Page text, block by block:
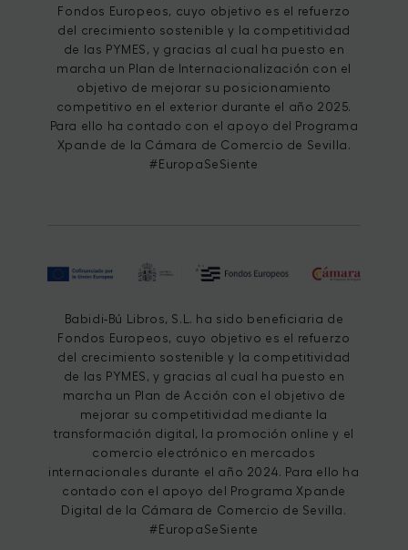
Fondos Europeos, cuyo objetivo es el refuerzo
del crecimiento sostenible y la competitividad
de las PYMES, y gracias al cual ha puesto en
marcha un Plan de Internacionalización con el
objetivo de mejorar su posicionamiento
competitivo en el exterior durante el año 2025.
Para ello ha contado con el apoyo del Programa
Xpande de la Cámara de Comercio de Sevilla.
#EuropaSeSiente
Babidi-Bú Libros, S.L. ha sido beneficiaria de
Fondos Europeos, cuyo objetivo es el refuerzo
del crecimiento sostenible y la competitividad
de las PYMES, y gracias al cual ha puesto en
marcha un Plan de Acción con el objetivo de
mejorar su competitividad mediante la
transformación digital, la promoción online y el
comercio electrónico en mercados
internacionales durante el año 2024. Para ello ha
contado con el apoyo del Programa Xpande
Digital de la Cámara de Comercio de Sevilla.
#EuropaSeSiente